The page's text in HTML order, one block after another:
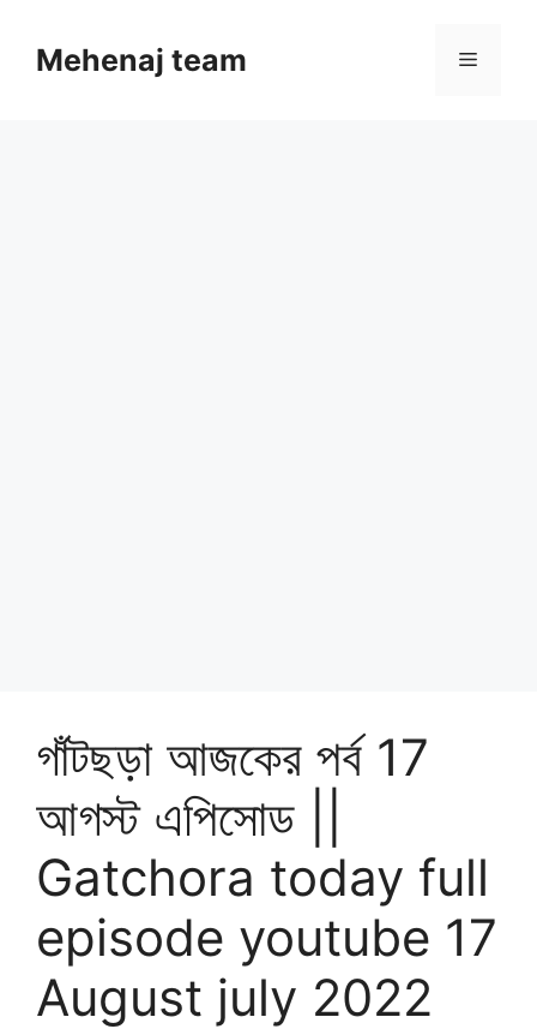
contentMehenaj team Menu
গাঁটছড়া আজকের পর্ব 17
আগস্ট এপিসোড ||
Gatchora today full
episode youtube 17
August july 2022